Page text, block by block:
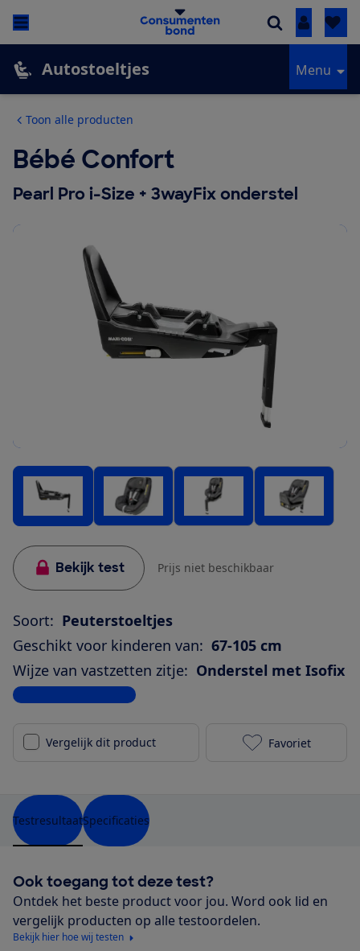
Inloggen
Autostoeltjes Menu
Toon alle producten
Bébé Confort
Pearl Pro i-Size + 3wayFix onderstel
Bekijk test Prijs niet beschikbaar
Soort: Peuterstoeltjes
Geschikt voor kinderen van: 67-105 cm
Wijze van vastzetten zitje: Onderstel met Isofix
Bekijk alle specificaties
Vergelijk dit product Bébé Confort
Favoriet
TestresultaatSpecificaties
Ook toegang tot deze test?
Ontdek het beste product voor jou. Word ook lid en
vergelijk producten op alle testoordelen.
Bekijk hier hoe wij testen